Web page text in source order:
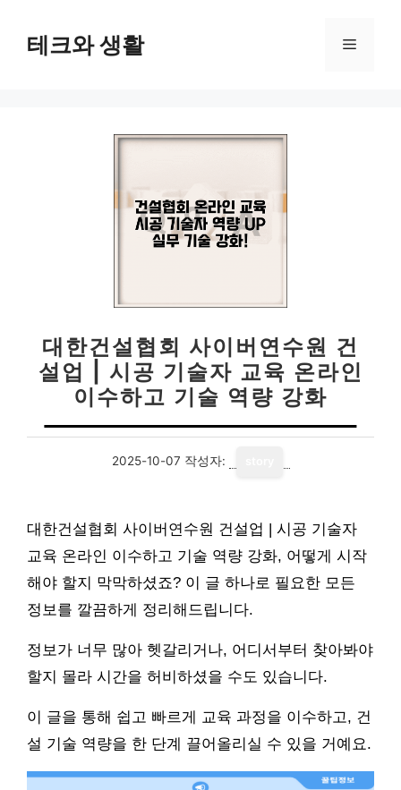
테크와 생활 메
대한건설협회 사이버연수원 건
설업 | 시공 기술자 교육 온라인
이수하고 기술 역량 강화
2025-10-07 작성자:
대한건설협회 사이버연수원 건설업 | 시공 기술자
교육 온라인 이수하고 기술 역량 강화, 어떻게 시작
해야 할지 막막하셨죠? 이 글 하나로 필요한 모든
정보를 깔끔하게 정리해드립니다.
정보가 너무 많아 헷갈리거나, 어디서부터 찾아봐야
할지 몰라 시간을 허비하셨을 수도 있습니다.
이 글을 통해 쉽고 빠르게 교육 과정을 이수하고, 건
설 기술 역량을 한 단계 끌어올리실 수 있을 거예요.